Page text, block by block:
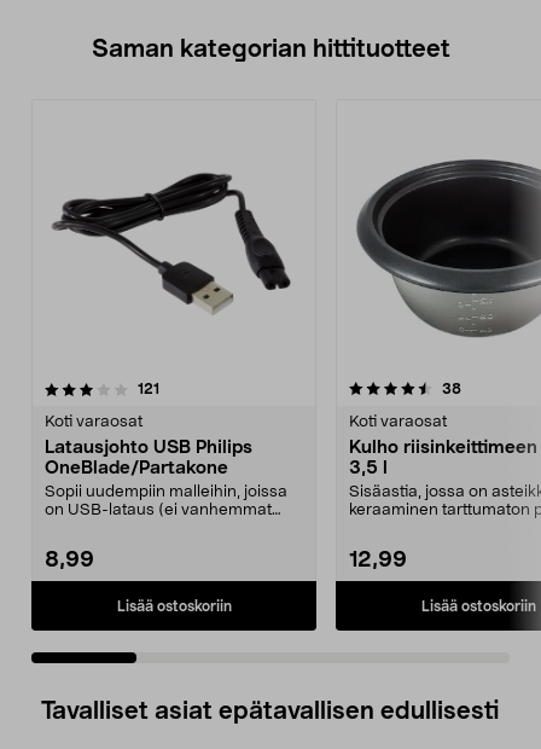
Saman kategorian hittituotteet
121
Koti varaosat
Latausjohto USB Philips
OneBlade/Partakone
Sopii uudempiin malleihin, joissa
on USB-lataus (ei vanhemmat
8,99
Lisää ostoskoriin
4.5 viidestä
38arvostelut
Koti varaosat
Kulho
3,5 l
Sisäastia, jossa on
keraaminen tarttumaton
12,99
Lisää ostoskoriin
4.5 viidestä
Tavalliset asiat epätavallisen edullisesti